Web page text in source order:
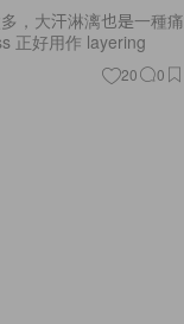
，大汗淋漓也是一種痛
正好用作 layering
20 0